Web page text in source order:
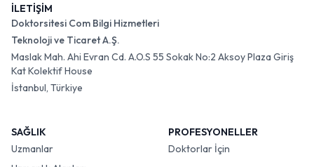
İLETİŞİM
Doktorsitesi Com Bilgi Hizmetleri
Teknoloji ve Ticaret A.Ş.
Maslak Mah. Ahi Evran Cd. A.O.S 55 Sokak No:2 Aksoy Plaza Giriş
Kat Kolektif House
İstanbul, Türkiye
SAĞLIK
Uzmanlar
PROFESYONELLER
Doktorlar İçin